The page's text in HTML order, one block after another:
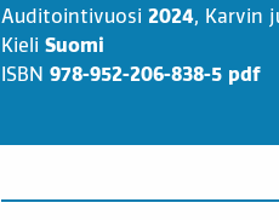
Auditointivuosi 2024, Karvin
Kieli Suomi
ISBN 978-952-206-838-5 pdf